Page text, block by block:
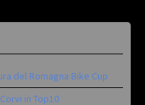
del Romagna Bike Cup
in Top10